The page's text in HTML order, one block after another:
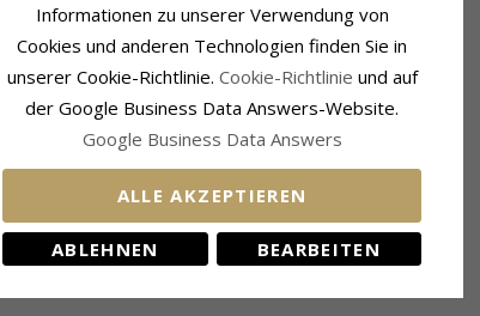
Fassung
Höhe Ohne Öse: 17,0 mm
Breite:11,1 mm
Informationen zu unserer Verwendung von
Cookies und anderen Technologien finden Sie in
unserer Cookie-Richtlinie. Cookie-Richtlinie und auf
der Google Business Data Answers-Website.
Google Business Data Answers
ALLE AKZEPTIEREN
ABLEHNEN BEARBEITEN